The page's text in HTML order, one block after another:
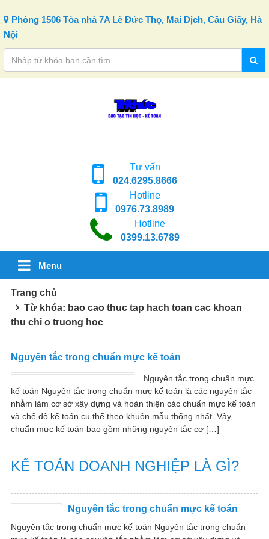
Phòng 1506 Tòa nhà 7A Lê Đức Thọ, Mai Dịch, Cầu Giấy, Hà
Nội
Tư vấn
024.6295.8666
Hotline
0976.73.8989
Hotline
0399.13.6789
Menu
Trang chủ
Từ khóa: bao cao thuc tap hach toan cac khoan
thu chi o truong hoc
Nguyên tắc trong chuẩn mực kế toán
Nguyên tắc trong chuẩn mực
kế toán Nguyên tắc trong chuẩn mực kế toán là các nguyên tắc
nhằm làm cơ sở xây dựng và hoàn thiện các chuẩn mực kế toán
và chế độ kế toán cụ thể theo khuôn mẫu thống nhất. Vậy,
chuẩn mực kế toán bao gồm những nguyên tắc cơ […]
KẾ TOÁN DOANH NGHIỆP LÀ GÌ?
Nguyên tắc trong chuẩn mực kế toán
Nguyên tắc trong chuẩn mực kế toán Nguyên tắc trong chuẩn